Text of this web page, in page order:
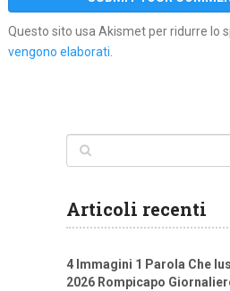
Questo sito usa Akismet per ridurre lo
vengono elaborati.
Articoli recenti
4 Immagini 1 Parola Che
2026 Rompicapo